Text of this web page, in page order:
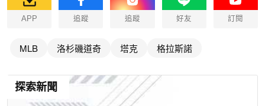
APP 追蹤 追蹤 好友 訂閱
MLB 洛杉磯道奇 塔克 格拉斯諾
探索新聞